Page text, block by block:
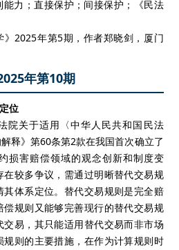
能力；直接保护；间接保护；《民法
》2025年第5期，作者郑晓剑，厦门
年第10期
位
院关于适用〈中华人民共和国民法
释》第60条第2款在我国首次确立了
损害赔偿领域的观念创新和制度变
较多争议，需通过明晰替代交易规
体系定位。替代交易规则是完全赔
规则又能够完善现行的替代交易规
易，其只能适用替代交易而非市场
则的主要措施，在作为计算规则时